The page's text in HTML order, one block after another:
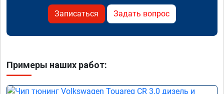
Записаться Задать вопрос
Примеры наших работ: